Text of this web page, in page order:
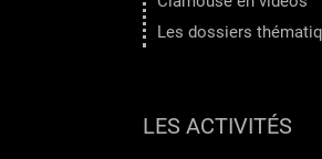
Les dossiers
LES ACTIVITÉS